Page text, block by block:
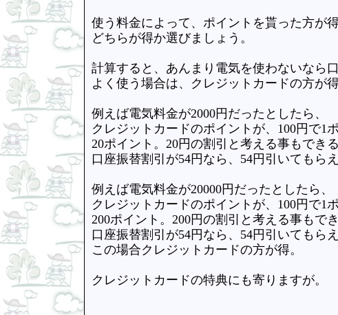
使う料金によって、ポイントを貰った方が
どちらが得か選びましょう。
計算すると、あんまり電気を使わないなら
よく使う場合は、クレジットカードの方が得
例えば電気料金が2000円だったとしたら、
クレジットカードのポイントが、100円で1
20ポイント。20円の割引と考える事もできる
口座振替割引が54円なら、54円引いてもら
例えば電気料金が20000円だったとしたら、
クレジットカードのポイントが、100円で1
200ポイント。200円の割引と考える事もでき
口座振替割引が54円なら、54円引いてもら
この場合クレジットカードの方が得。
クレジットカードの特典にも寄りますが。